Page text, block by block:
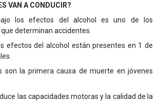
VAN A CONDUCIR?
los efectos del alcohol es uno de los
determinan accidentes.
efectos del alcohol están presentes en 1 de
son la primera causa de muerte en jóvenes
las capacidades motoras y la calidad de la